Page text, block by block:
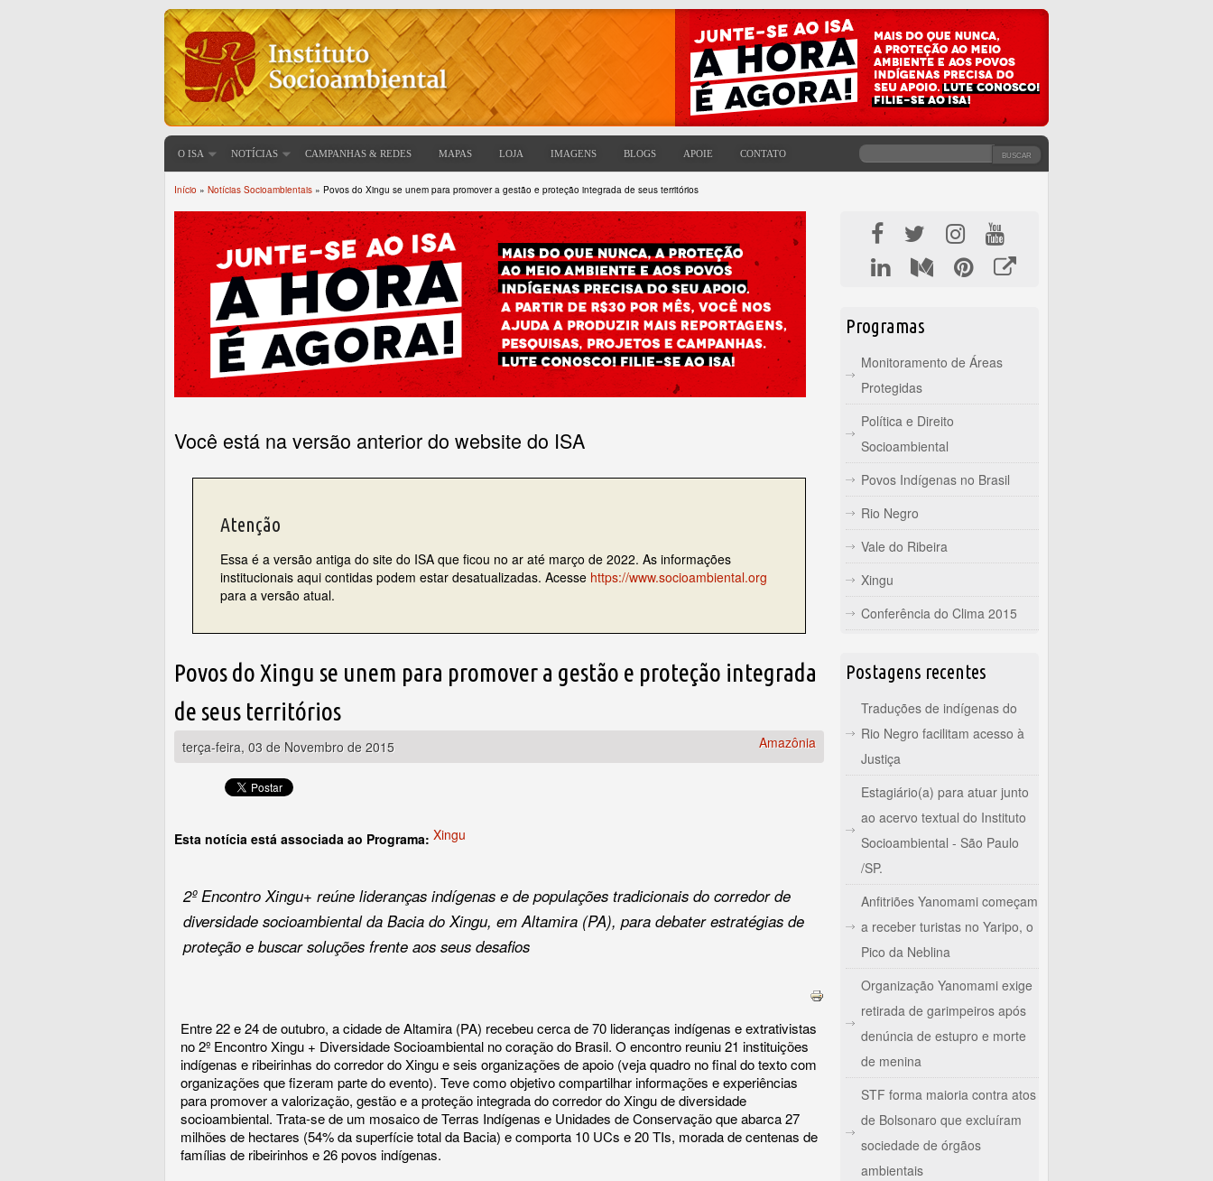
O ISA NOTÍCIAS CAMPANHAS & REDES MAPAS LOJA IMAGENS BLOGS APOIE CONTATO
FORMULÁRIO DE BUSCA
BUSCAR
Início » Notícias Socioambientais » Povos do Xingu se unem para promover a gestão e proteção integrada de seus territórios
Você está na versão anterior do website do ISA
Atenção
Essa é a versão antiga do site do ISA que ficou no ar até março de 2022. As informações
institucionais aqui contidas podem estar desatualizadas. Acesse https://www.socioambiental.org
para a versão atual.
Povos do Xingu se unem para promover a gestão e proteção integrada
de seus territórios
terça-feira, 03 de Novembro de 2015 Amazônia
Esta notícia está associada ao Programa: Xingu
2º Encontro Xingu+ reúne lideranças indígenas e de populações tradicionais do corredor de
diversidade socioambiental da Bacia do Xingu, em Altamira (PA), para debater estratégias de
proteção e buscar soluções frente aos seus desafios
Entre 22 e 24 de outubro, a cidade de Altamira (PA) recebeu cerca de 70 lideranças indígenas e extrativistas
no 2º Encontro Xingu + Diversidade Socioambiental no coração do Brasil. O encontro reuniu 21 instituições
indígenas e ribeirinhas do corredor do Xingu e seis organizações de apoio (veja quadro no final do texto com
organizações que fizeram parte do evento). Teve como objetivo compartilhar informações e experiências
para promover a valorização, gestão e a proteção integrada do corredor do Xingu de diversidade
socioambiental. Trata-se de um mosaico de Terras Indígenas e Unidades de Conservação que abarca 27
milhões de hectares (54% da superfície total da Bacia) e comporta 10 UCs e 20 TIs, morada de centenas de
famílias de ribeirinhos e 26 povos indígenas.
Programas
Monitoramento de Áreas
Protegidas
Política e Direito
Socioambiental
Povos Indígenas no Brasil
Rio Negro
Vale do Ribeira
Xingu
Conferência do Clima 2015
Postagens recentes
Traduções de indígenas do
Rio Negro facilitam acesso à
Justiça
Estagiário(a) para atuar junto
ao acervo textual do Instituto
Socioambiental - São Paulo
/SP.
Anfitriões Yanomami começam
a receber turistas no Yaripo, o
Pico da Neblina
Organização Yanomami exige
retirada de garimpeiros após
denúncia de estupro e morte
de menina
STF forma maioria contra atos
de Bolsonaro que excluíram
sociedade de órgãos
ambientais